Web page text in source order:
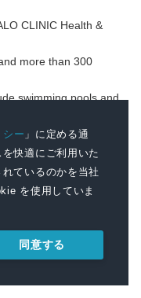
シー 」に定める通
快適にご利用いた
ているのかを当社
を使用していま
同意する
CLINIC Health &
more than 300
swimming pools and
.
Integrated Resort City
owner and operator of
Strip Resorts